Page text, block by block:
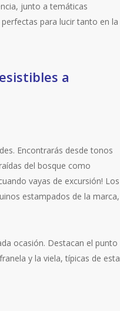
junto a temáticas
para lucir tanto en la
a
Encontrarás desde tonos
del bosque como
vayas de excursión! Los
estampados de la marca,
ocasión. Destacan el punto
y la viela, típicas de esta